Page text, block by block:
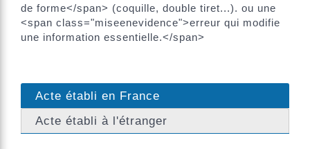
de forme</span> (coquille, double tiret...). ou une
<span class="miseenevidence">erreur qui modifie
une information essentielle.</span>
Acte établi en France
Acte établi à l'étranger